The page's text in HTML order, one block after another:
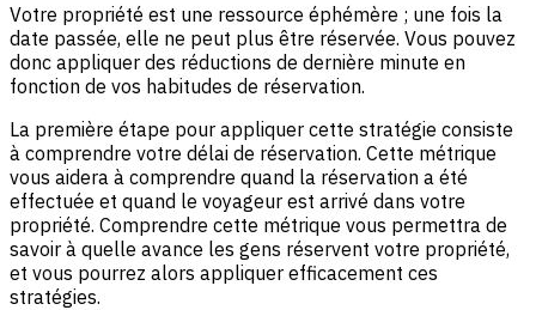
Votre propriété est une ressource éphémère ; une fois la
date passée, elle ne peut plus être réservée. Vous pouvez
donc appliquer des réductions de dernière minute en
fonction de vos habitudes de réservation.
La première étape pour appliquer cette stratégie consiste
à comprendre votre délai de réservation. Cette métrique
vous aidera à comprendre quand la réservation a été
effectuée et quand le voyageur est arrivé dans votre
propriété. Comprendre cette métrique vous permettra de
savoir à quelle avance les gens réservent votre propriété,
et vous pourrez alors appliquer efficacement ces
stratégies.